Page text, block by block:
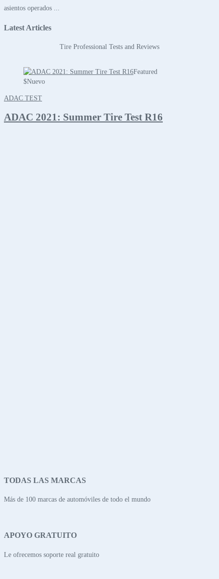
asientos operados ...
Latest Articles
Tire Professional Tests and Reviews
Featured
$Nuevo
ADAC TEST
ADAC 2021: Summer Tire Test R16
TODAS LAS MARCAS
Más de 100 marcas de automóviles de todo el mundo
APOYO GRATUITO
Le ofrecemos soporte real gratuito